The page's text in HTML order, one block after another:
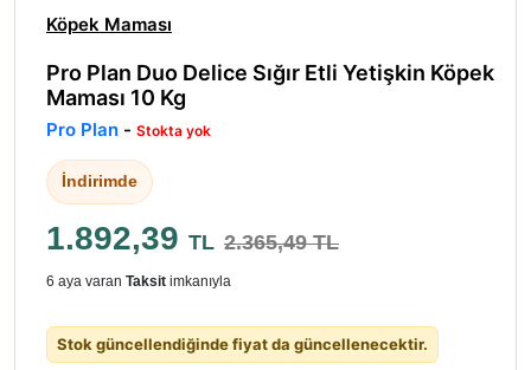
Köpek Maması
Pro Plan Duo Delice Sığır Etli Yetişkin Köpek
Maması 10 Kg
Pro Plan - Stokta yok
İndirimde
1.892,39 TL 2.365,49 TL
6 aya varan Taksit imkanıyla
Stok güncellendiğinde fiyat da güncellenecektir.